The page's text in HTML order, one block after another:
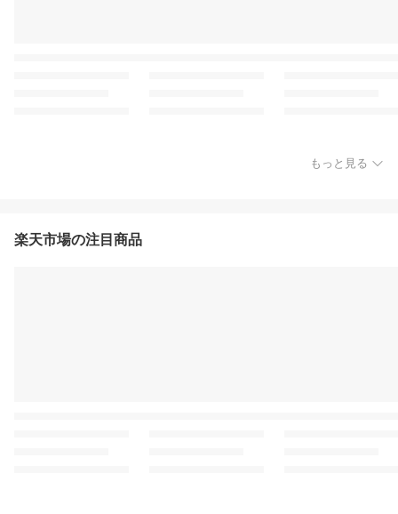
もっと見る
楽天市場の注目商品